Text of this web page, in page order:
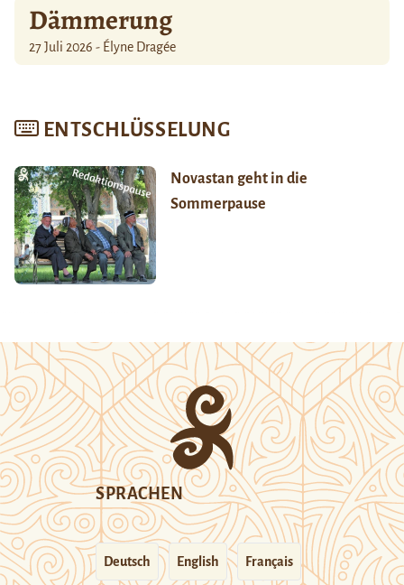
Dämmerung
27 Juli 2026 - Élyne Dragée
ENTSCHLÜSSELUNG
Novastan geht in die
Sommerpause
SPRACHEN
Deutsch English Français